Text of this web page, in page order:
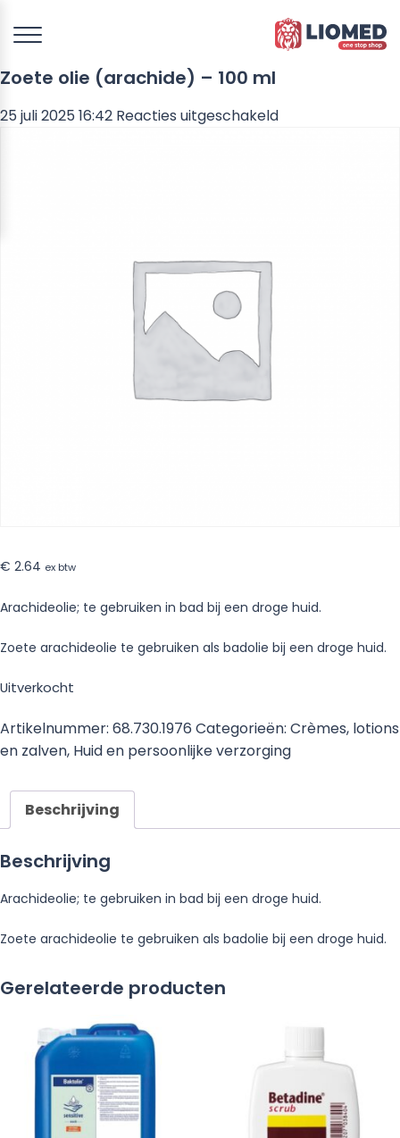
Zoete olie (arachide) – 100 ml
25 juli 2025 16:42 Reacties uitgeschakeldvoor
€ 2.64 ex btw
Arachideolie; te gebruiken in bad bij een droge huid.
Zoete arachideolie te gebruiken als badolie bij een droge huid.
Uitverkocht
Artikelnummer: 68.730.1976 Categorieën: Crèmes, lotions
en zalven, Huid en persoonlijke verzorging
Beschrijving
Beschrijving
Arachideolie; te gebruiken in bad bij een droge huid.
Zoete arachideolie te gebruiken als badolie bij een droge huid.
Gerelateerde producten